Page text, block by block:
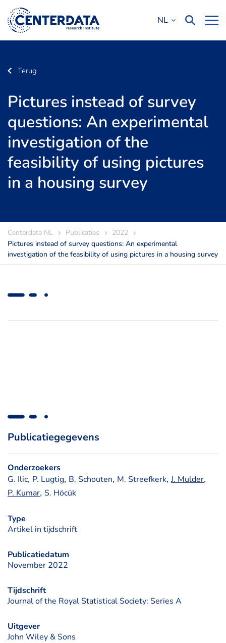
NL
Terug
Pictures instead of survey
questions: An experimental
investigation of the
feasibility of using pictures
in a housing survey
Centerdata NL Publicaties
2022
Pictures instead of survey questions: An experimental
investigation of the feasibility of using pictures in a housing survey
Publicatiegegevens
Onderzoekers
G. Ilic, P. Lugtig, B. Schouten, M. Streefkerk, J. Mulder,
P. Kumar, S. Höcük
Type
Artikel in tijdschrift
Publicatiedatum
November 2022
Tijdschrift
Journal of the Royal Statistical Society: Series A
Uitgever
John Wiley & Sons